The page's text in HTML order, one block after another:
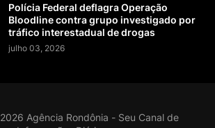
Polícia Federal deflagra Operação
Bloodline contra grupo investigado por
tráfico interestadual de drogas
julho 03, 2026
2026 Agência Rondônia - Seu Canal de